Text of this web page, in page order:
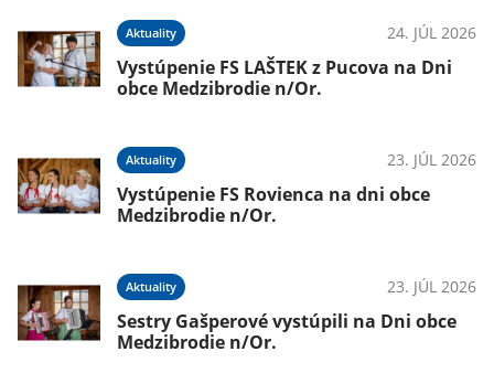
Aktuality 24. JÚL 2026
Vystúpenie FS LAŠTEK z Pucova na Dni
obce Medzibrodie n/Or.
Aktuality 23. JÚL 2026
Vystúpenie FS Rovienca na dni obce
Medzibrodie n/Or.
Aktuality 23. JÚL 2026
Sestry Gašperové vystúpili na Dni obce
Medzibrodie n/Or.